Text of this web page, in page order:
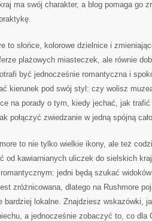
ma swój charakter, a blog pomaga go
to słońce, kolorowe dzielnice i
plażowych miasteczek, ale równie
być jednocześnie romantyczna i
kierunek pod swój styl: czy wolisz
na porady o tym, kiedy jechać, jak
połączyć zwiedzanie w jedną spójną
to nie tylko wielkie ikony, ale też
od kawiarnianych uliczek do sielskich
jedni będą szukać
zróżnicowana, dlatego na Rushmore
bardziej lokalne. Znajdziesz wskazówki,
a jednocześnie zobaczyć to, co dla